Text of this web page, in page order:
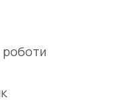
роботи